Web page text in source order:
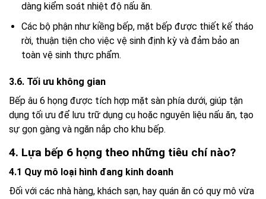
dàng kiểm soát nhiệt độ nấu ăn.
Các bộ phận như kiềng bếp, mặt bếp được thiết kế tháo
rời, thuận tiện cho việc vệ sinh định kỳ và đảm bảo an
toàn vệ sinh thực phẩm.
3.6. Tối ưu không gian
Bếp âu 6 họng được tích hợp mặt sàn phía dưới, giúp tận
dụng tối ưu để lưu trữ dụng cụ hoặc nguyên liệu nấu ăn, tạo
sự gọn gàng và ngăn nắp cho khu bếp.
4. Lựa bếp 6 họng theo những tiêu chí nào?
4.1 Quy mô loại hình đang kinh doanh
Đối với các nhà hàng, khách sạn, hay quán ăn có quy mô vừa